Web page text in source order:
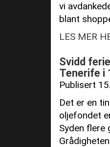
vi
blant
LES MER
Svidd
Tenerife i
Publisert
Det er en
oljefondet
Syden flere